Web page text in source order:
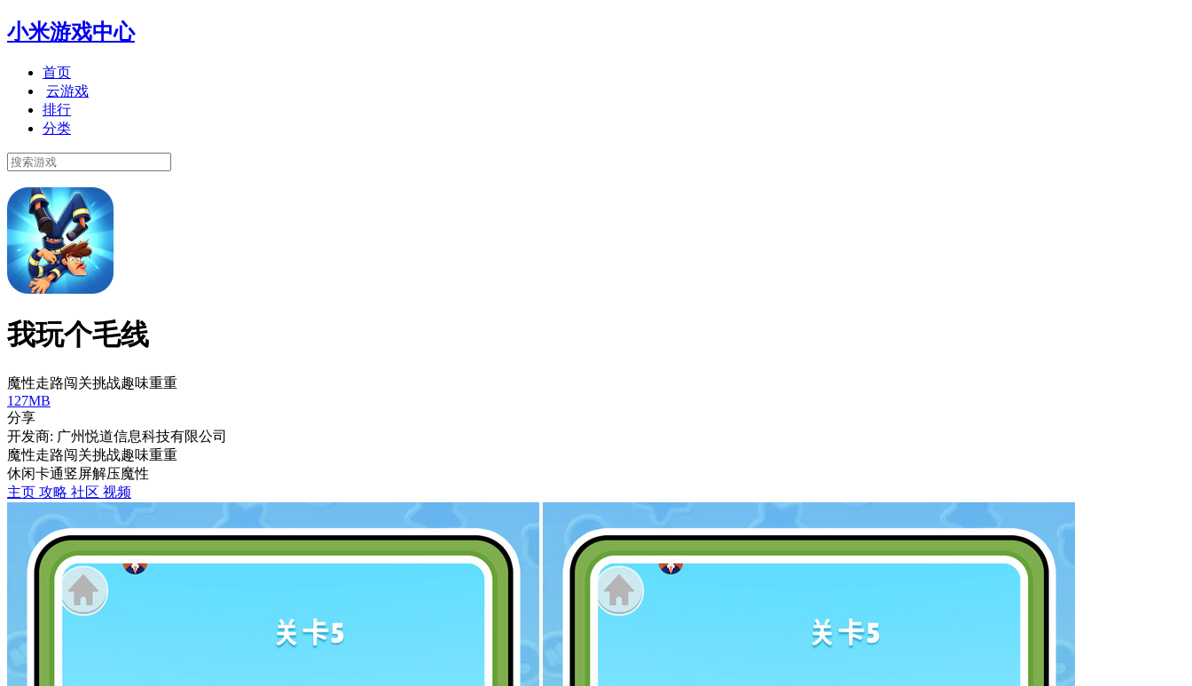
小米游戏中心
首页
云游戏
排行
分类
我玩个毛线
魔性走路闯关挑战趣味重重
127MB
分享
开发商: 广州悦道信息科技有限公司
魔性走路闯关挑战趣味重重
休闲卡通竖屏解压魔性
主页 攻略 社区 视频